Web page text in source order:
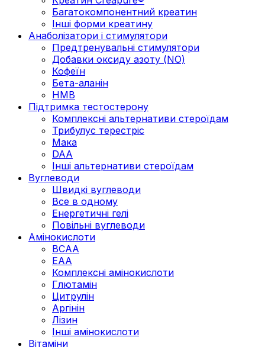
Багатокомпонентний креатин
Інші форми креатину
Анаболізатори і стимулятори
Предтренувальні стимулятори
Добавки оксиду азоту (NO)
Кофеїн
Бета-аланін
HMB
Підтримка тестостерону
Комплексні альтернативи стероїдам
Трибулус терестріс
Мака
DAA
Інші альтернативи стероїдам
Вуглеводи
Швидкі вуглеводи
Все в одному
Енергетичні гелі
Повільні вуглеводи
Амінокислоти
BCAA
EAA
Комплексні амінокислоти
Глютамін
Цитрулін
Аргінін
Лізин
Інші амінокислоти
Вітаміни